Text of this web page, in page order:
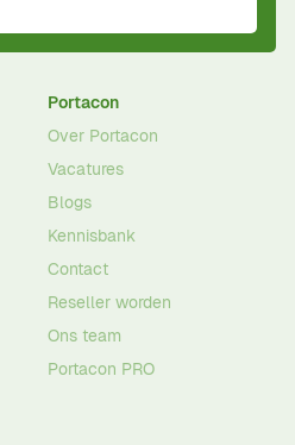
Portacon
Over Portacon
Vacatures
Blogs
Kennisbank
Contact
Reseller worden
Ons team
Portacon PRO